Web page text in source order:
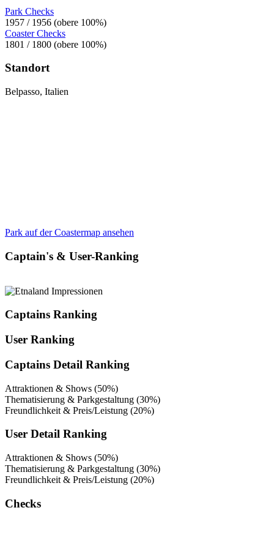
Park Checks
1957 / 1956 (obere 100%)
Coaster Checks
1801 / 1800 (obere 100%)
Standort
Belpasso, Italien
Park auf der Coastermap ansehen
Captain's & User-Ranking
Captains Ranking
User Ranking
Captains Detail Ranking
Attraktionen & Shows (50%)
Thematisierung & Parkgestaltung (30%)
Freundlichkeit & Preis/Leistung (20%)
User Detail Ranking
Attraktionen & Shows (50%)
Thematisierung & Parkgestaltung (30%)
Freundlichkeit & Preis/Leistung (20%)
Checks